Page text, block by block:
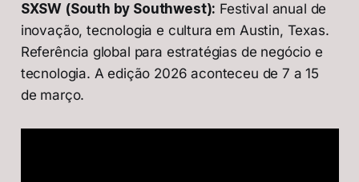
SXSW (South by Southwest): Festival anual de
inovação, tecnologia e cultura em Austin, Texas.
Referência global para estratégias de negócio e
tecnologia. A edição 2026 aconteceu de 7 a 15
de março.